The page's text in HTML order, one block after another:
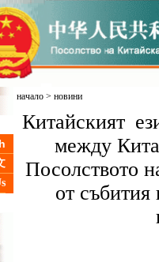
начало> новини
Китайският
между
Посолството
от